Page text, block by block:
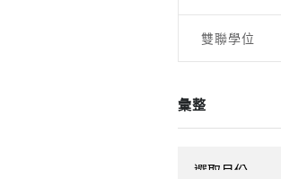
雙聯學位
彙整